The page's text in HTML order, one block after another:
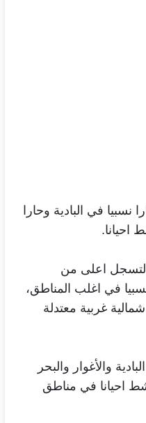
في البادية وحارا
احيانا.
لتسجل اعلى من
الطقس حارا نسبيا في اغلب المناطق،
غربية معتدلة
والأغوار والبحر
احيانا في مناطق